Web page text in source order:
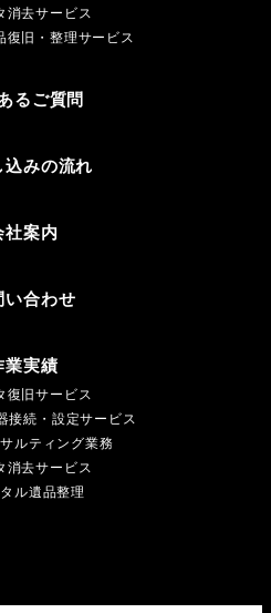
消去サービス
復旧・整理サービス
るご質問
込みの流れ
社案内
い合わせ
業実績
復旧サービス
接続・設定サービス
ルティング業務
消去サービス
ル遺品整理